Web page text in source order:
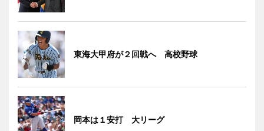
東海大甲府が２回戦へ 高校野球
岡本は１安打 大リーグ